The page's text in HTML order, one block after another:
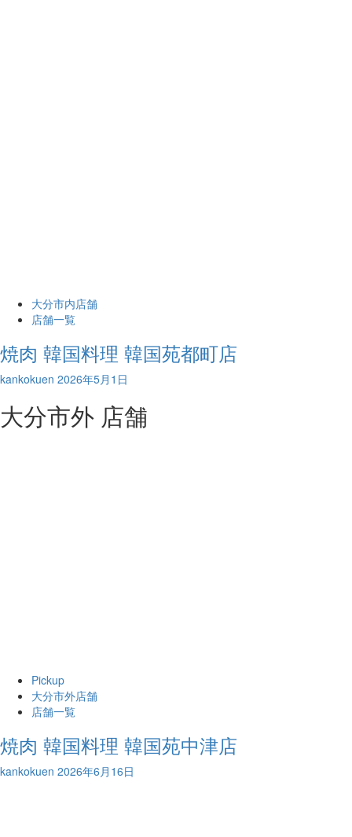
大分市内店舗
店舗一覧
焼肉 韓国料理 韓国苑都町店
kankokuen 2026年5月1日
大分市外 店舗
Pickup
大分市外店舗
店舗一覧
焼肉 韓国料理 韓国苑中津店
kankokuen 2026年6月16日